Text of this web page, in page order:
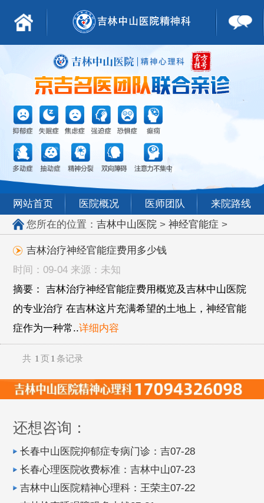
网站首页 医院概况 医师团队
来院路线
您所在的位置： 吉林中山医院> 神经官能症 >
吉林治疗神经官能症费用多少钱
时间：09-04 来源：未知
摘要： 吉林治疗神经官能症费用概览及吉林中山医院
的专业治疗 在吉林这片充满希望的土地上，神经官能
症作为一种常..详细内容
共 1 页 1 条记录
还想咨询：
长春中山医院抑郁症专病门诊：吉07-28
长春心理医院收费标准：吉林中山07-23
吉林中山医院精神心理科：王荣主07-22